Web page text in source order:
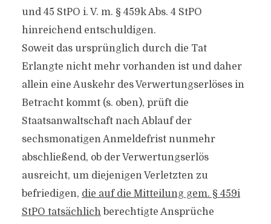
und 45 StPO i. V. m. § 459k Abs. 4 StPO
hinreichend entschuldigen.
Soweit das ursprünglich durch die Tat
Erlangte nicht mehr vorhanden ist und daher
allein eine Auskehr des Verwertungserlöses in
Betracht kommt (s. oben), prüft die
Staatsanwaltschaft nach Ablauf der
sechsmonatigen Anmeldefrist nunmehr
abschließend, ob der Verwertungserlös
ausreicht, um diejenigen Verletzten zu
befriedigen, die auf die Mitteilung gem. § 459i
StPO tatsächlichberechtigte Ansprüche